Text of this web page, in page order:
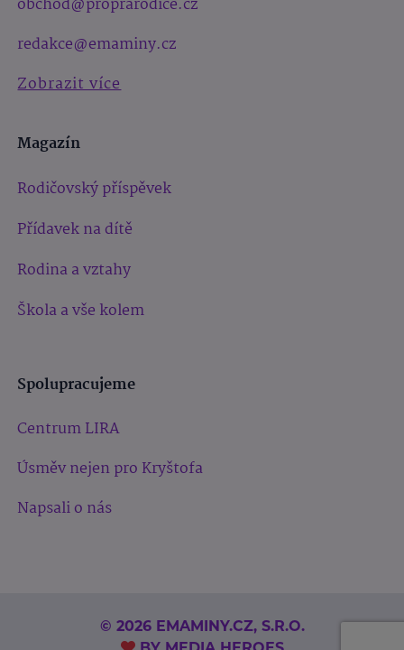
redakce@emaminy.cz
Zobrazit více
Magazín
Rodičovský příspěvek
Přídavek na dítě
Rodina a vztahy
Škola a vše kolem
Spolupracujeme
Centrum LIRA
Úsměv nejen pro Kryštofa
Napsali o nás
© 2026 EMAMINY.CZ, S.R.O.